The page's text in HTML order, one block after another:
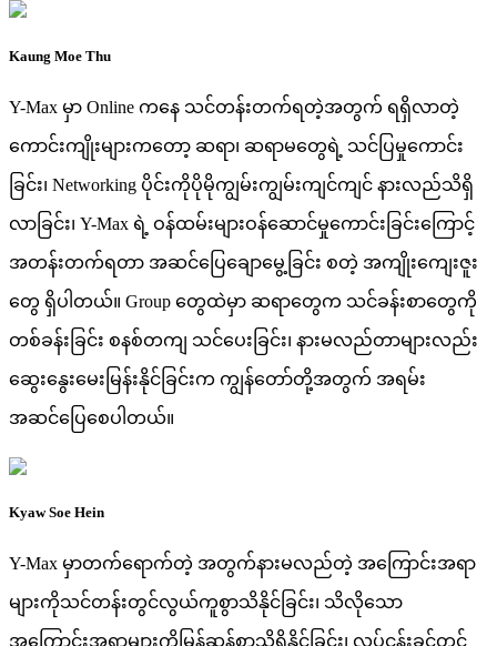
Kaung Moe Thu
Y-Max မှာ Online ကနေ သင်တန်းတက်ရတဲ့အတွက် ရရှိလာတဲ့
ကောင်းကျိုးများကတော့ ဆရာ၊ ဆရာမတွေရဲ့ သင်ပြမှုကောင်း
ခြင်း၊ Networking ပိုင်းကိုပိုမိုကျွမ်းကျွမ်းကျင်ကျင် နားလည်သိရှိ
လာခြင်း၊ Y-Max ရဲ့ ဝန်ထမ်းများဝန်ဆောင်မှုကောင်းခြင်းကြောင့်
အတန်းတက်ရတာ အဆင်ပြေချောမွေ့ခြင်း စတဲ့ အကျိုးကျေးဇူး
တွေ ရှိပါတယ်။ Group တွေထဲမှာ ဆရာတွေက သင်ခန်းစာတွေကို
တစ်ခန်းခြင်း စနစ်တကျ သင်ပေးခြင်း၊ နားမလည်တာများလည်း
ဆွေးနွေးမေးမြန်းနိုင်ခြင်းက ကျွန်တော်တို့အတွက် အရမ်း
အဆင်ပြေစေပါတယ်။
Kyaw Soe Hein
Y-Max မှာတက်ရောက်တဲ့ အတွက်နားမလည်တဲ့ အကြောင်းအရာ
များကိုသင်တန်းတွင်လွယ်ကူစွာသိနိုင်ခြင်း၊ သိလိုသော
အကြောင်းအရာများကိုမြန်ဆန်စွာသိရှိနိုင်ခြင်း၊ လုပ်ငန်းခွင်တွင်